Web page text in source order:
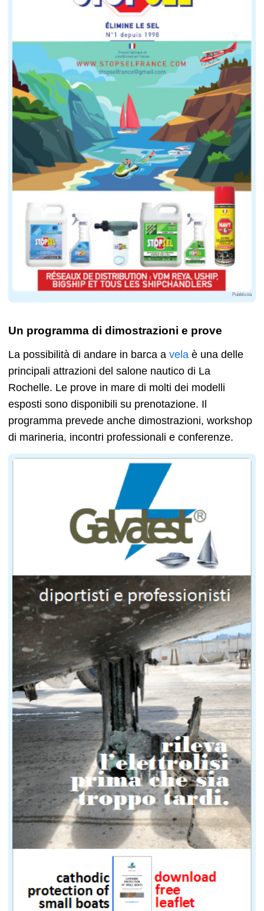
Pubblicità
Un programma di dimostrazioni e prove
La possibilità di andare in barca a vela è una delle
principali attrazioni del salone nautico di La
Rochelle. Le prove in mare di molti dei modelli
esposti sono disponibili su prenotazione. Il
programma prevede anche dimostrazioni, workshop
di marineria, incontri professionali e conferenze.